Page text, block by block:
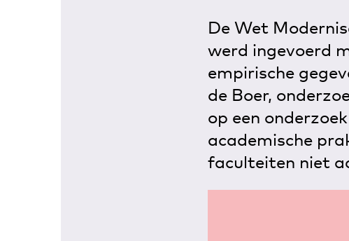
De Wet
werd ingevoerd
empirische
de Boer,
op een
academische
faculteiten niet